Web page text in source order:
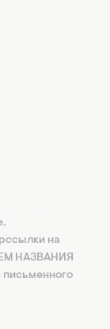
на
НАЗВАНИЯ
письменного